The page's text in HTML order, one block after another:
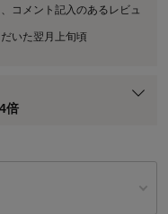
コメント記入のあるレビュ
いた翌月上旬頃
倍
み）
レゼント
倍率適用前の基本ポイント